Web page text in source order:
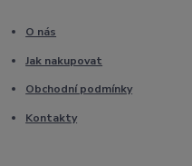
O nás
Jak nakupovat
Obchodní podmínky
Kontakty